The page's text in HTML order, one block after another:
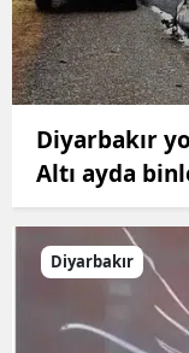
Diyarbakır
Altı ayda
Diyarbakır